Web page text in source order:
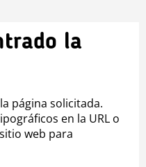
la
página solicitada.
en la URL o
web para